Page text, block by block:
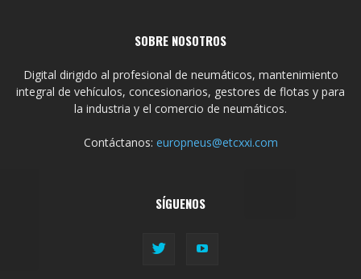
SOBRE NOSOTROS
Digital dirigido al profesional de neumáticos, mantenimiento
integral de vehículos, concesionarios, gestores de flotas y para
la industria y el comercio de neumáticos.
Contáctanos: europneus@etcxxi.com
SÍGUENOS